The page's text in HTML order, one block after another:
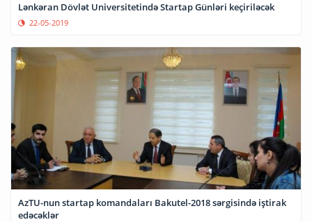
Lənkəran Dövlət Universitetində Startap Günləri keçiriləcək
22-05-2019
AzTU-nun startap komandaları Bakutel-2018 sərgisində iştirak
edəcəklər